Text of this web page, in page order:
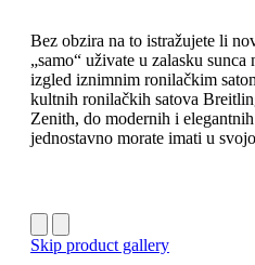
Bez obzira na to istražujete li
„samo“ uživate u zalasku
izgled iznimnim ronilačkim
kultnih ronilačkih satova
Zenith, do modernih i
jednostavno morate imati u
Skip product gallery